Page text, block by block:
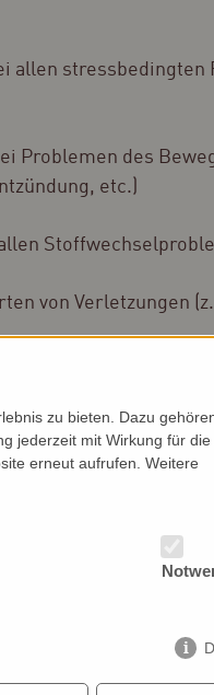
allen stressbedingten
Problemen des
etc.)
von Verletzungen
täglich einen
Weißöl
zu bieten. Dazu
jederzeit mit Wirkung für
erneut aufrufen. Weitere